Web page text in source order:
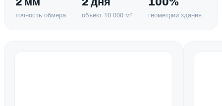
точность обмера объект 10 000 м² геометрии здания